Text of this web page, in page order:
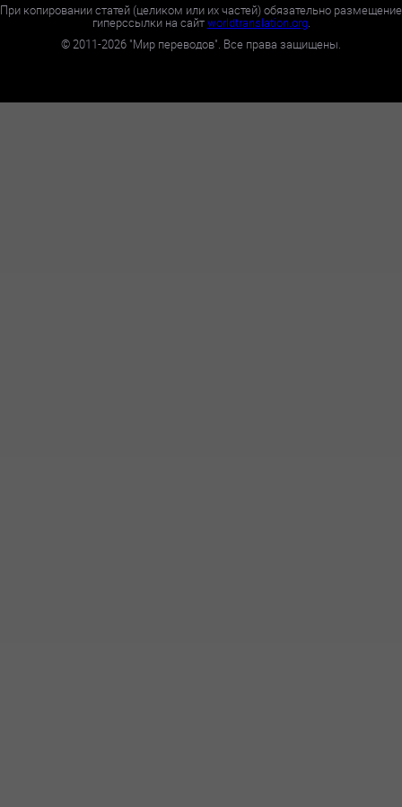
При копировании статей (целиком или их частей) обязательно размещение
гиперссылки на сайтworldtranslation.org.
©2011-2026 "Мир переводов". Все права защищены.